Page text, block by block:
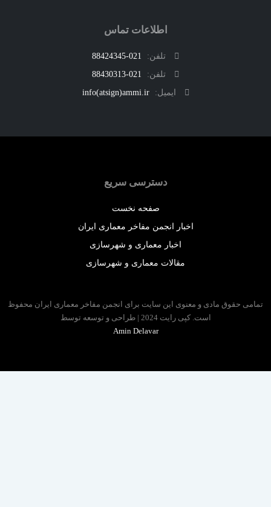
اطلاعات تماس
تلفن:
021-88424345
تلفن:
021-88430313
ایمیل:
info(atsign)ammi.ir
دسترسی سریع
صفحه نخست
اخبار انجمن مفاخر معماری ایران
اخبار معماری و شهرسازی
مقالات معماری و شهرسازی
حقوق مادی و معنوی این سایت برای انجمن مفاخر معماری ایران محفوظ
است. کپی رایت 2024 | طراحی و توسعه توسط
Amin Delavar